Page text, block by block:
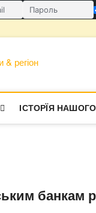
email
ІСТОРЇЯ
банкам